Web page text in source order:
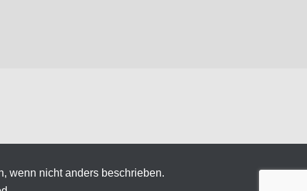
wenn nicht anders beschrieben.